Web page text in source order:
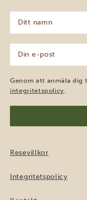
namn
(Obligatoriskt)
post
(Obligatoriskt)
Genom att anmäla dig
integritetspolicy.
Resevillkor
Integritetspolicy